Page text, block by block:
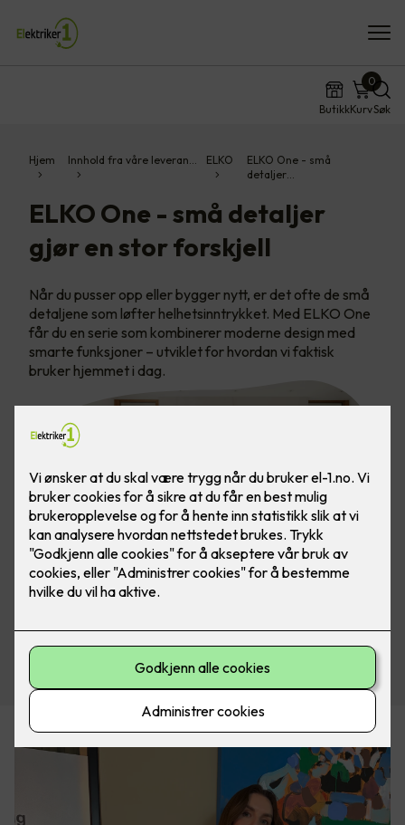
ButikkKurv
0
Søk
Hjem Innhold fra våre leveran… ELKO
ELKO One - små
detaljer…
ELKO One - små detaljer
gjør en stor forskjell
Når du pusser opp eller bygger nytt, er det ofte de små
detaljene som løfter helhetsinntrykket. Med ELKO One
får du en serie som kombinerer moderne design med
smarte funksjoner – utviklet for hvordan vi faktisk
bruker hjemmet i dag.